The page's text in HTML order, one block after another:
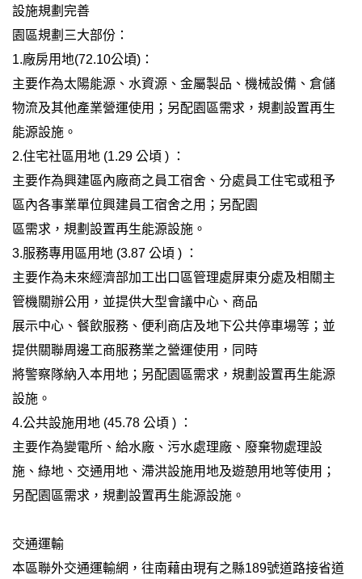
設施規劃完善
園區規劃三大部份：
1.廠房用地(72.10公頃)：
主要作為太陽能源、水資源、金屬製品、機械設備、倉儲
物流及其他產業營運使用；另配園區需求，規劃設置再生
能源設施。
2.住宅社區用地 (1.29 公頃 ) ：
主要作為興建區內廠商之員工宿舍、分處員工住宅或租予
區內各事業單位興建員工宿舍之用；另配園
區需求，規劃設置再生能源設施。
3.服務專用區用地 (3.87 公頃 ) ：
主要作為未來經濟部加工出口區管理處屏東分處及相關主
管機關辦公用，並提供大型會議中心、商品
展示中心、餐飲服務、便利商店及地下公共停車場等；並
提供關聯周邊工商服務業之營運使用，同時
將警察隊納入本用地；另配園區需求，規劃設置再生能源
設施。
4.公共設施用地 (45.78 公頃 ) ：
主要作為變電所、給水廠、污水處理廠、廢棄物處理設
施、綠地、交通用地、滯洪設施用地及遊憩用地等使用；
另配園區需求，規劃設置再生能源設施。
交通運輸
本區聯外交通運輸網，往南藉由現有之縣189號道路接省道